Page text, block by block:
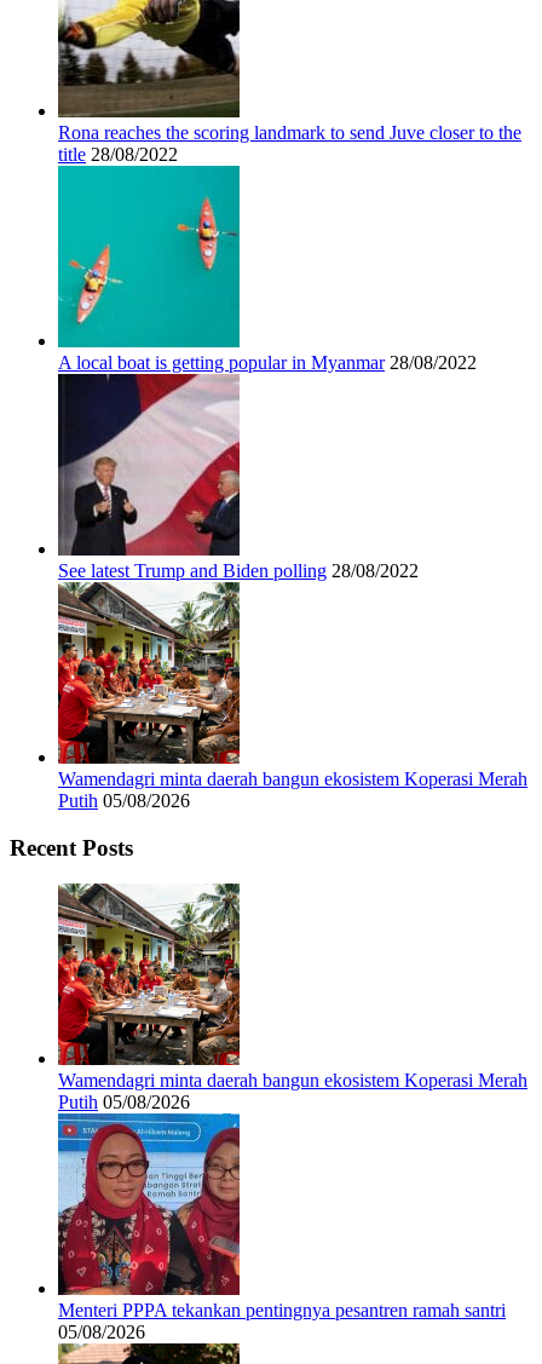
Rona reaches the scoring landmark to send Juve closer to the
title 28/08/2022
A local boat is getting popular in Myanmar 28/08/2022
See latest Trump and Biden polling 28/08/2022
Wamendagri minta daerah bangun ekosistem Koperasi Merah
Putih 05/08/2026
Recent Posts
Wamendagri minta daerah bangun ekosistem Koperasi Merah
Putih 05/08/2026
Menteri PPPA tekankan pentingnya pesantren ramah santri
05/08/2026